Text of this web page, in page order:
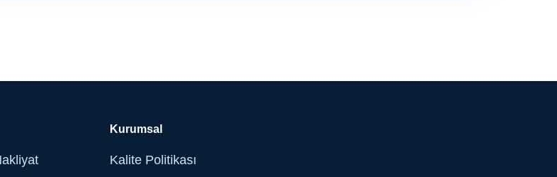
Kurumsal
Kalite Politikası